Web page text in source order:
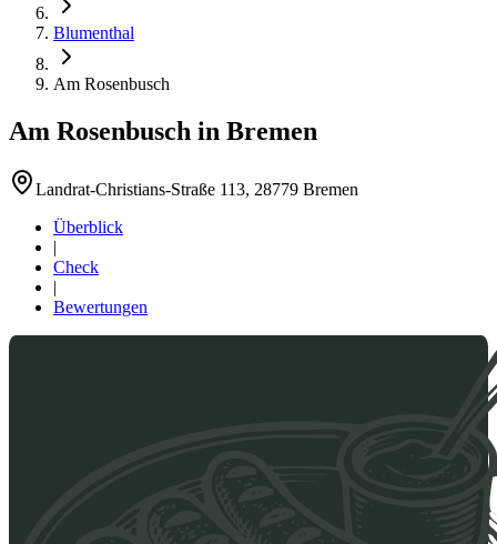
Blumenthal
Am Rosenbusch
Am Rosenbusch in Bremen
Landrat-Christians-Straße 113, 28779 Bremen
Überblick
|
Check
|
Bewertungen